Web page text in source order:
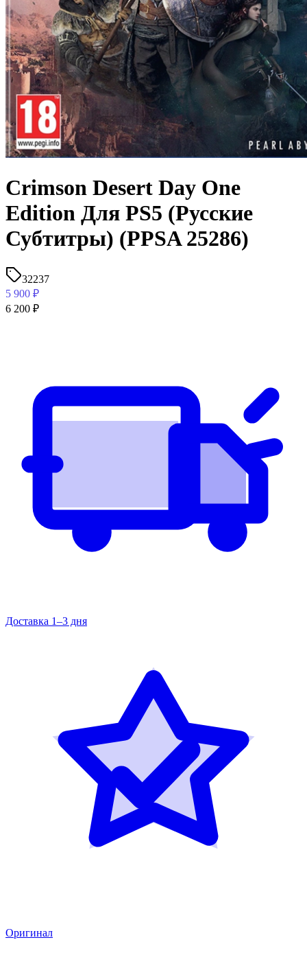
Crimson Desert Day One
Edition Для PS5 (Русские
Субтитры) (PPSA 25286)
32237
5 900 ₽
6 200 ₽
Доставка 1–3 дня
Оригинал